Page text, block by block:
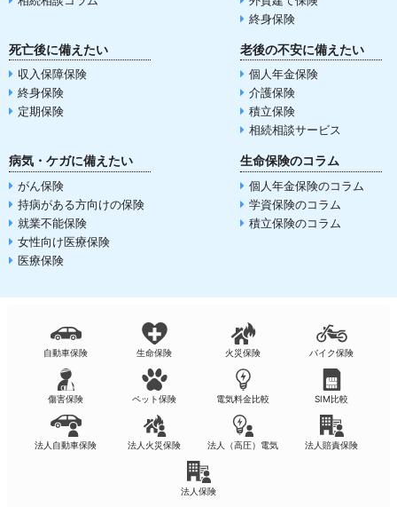
終身保険
死亡後に備えたい
収入保障保険
終身保険
定期保険
老後の不安に備えたい
個人年金保険
介護保険
積立保険
相続相談サービス
病気・ケガに備えたい
がん保険
持病がある方向けの保険
就業不能保険
女性向け医療保険
医療保険
生命保険のコラム
個人年金保険のコラム
学資保険のコラム
積立保険のコラム
自動車保険 生命保険 火災保険 バイク保険
傷害保険 ペット保険 電気料金比較 SIM比較
法人自動車保険 法人火災保険 法人（高圧）電気 法人賠責保険
法人保険